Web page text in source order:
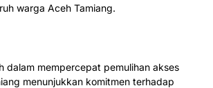
warga Aceh Tamiang.
dalam mempercepat pemulihan akses
menunjukkan komitmen terhadap